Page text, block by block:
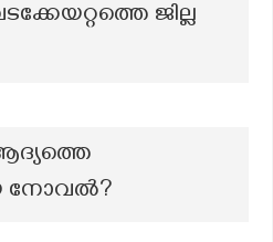
ജില്ല
നോവൽ?